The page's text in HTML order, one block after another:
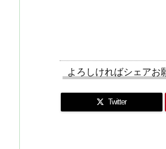
よろしければシェアお
Twitter